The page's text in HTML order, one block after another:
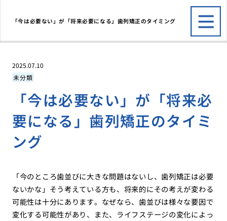
「今は必要ない」が「将来必要になる」歯列矯正のタイミング
2025.07.10
未分類
「今は必要ない」が「将来必
要になる」歯列矯正のタイミ
ング
「今のところ歯並びに大きな問題はないし、歯列矯正は必要
ないかな」そう考えている方も、将来的にその考えが変わる
可能性は十分にあります。なぜなら、歯並びは様々な要因で
変化する可能性があり、また、ライフステージの変化によっ